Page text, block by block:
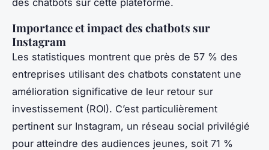
Importance et impact des chatbots sur
Instagram
Les statistiques montrent que près de 57 % des
entreprises utilisant des chatbots constatent une
amélioration significative de leur retour sur
investissement (ROI). C’est particulièrement
pertinent sur Instagram, un réseau social privilégié
pour atteindre des audiences jeunes, soit 71 %